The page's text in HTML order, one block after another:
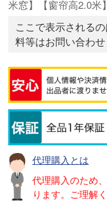
米窓】【窗帘高2.0米
ここで表示される
料等はお問い合わ
代理購入とは
代理購入のため
ります。ご理解く